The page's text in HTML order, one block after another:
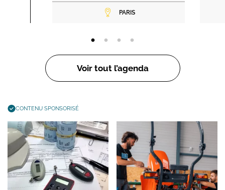
PARIS
Voir tout l’agenda
CONTENU SPONSORISÉ